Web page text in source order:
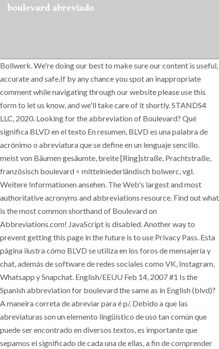
boulevard abreviado
Bollwerk. We're doing our best to make sure our content is useful,
accurate and safe.If by any chance you spot an inappropriate
comment while navigating through our website please use this
form to let us know, and we'll take care of it shortly. STANDS4
LLC, 2020. Looking for the abbreviation of Boulevard? Qué
significa BLVD en el texto En resumen, BLVD es una palabra de
acrónimo o abreviatura que se define en un lenguaje sencillo.
meist von Bäumen gesäumte, breite [Ring]straße, Prachtstraße,
französisch boulevard < mittelniederländisch bolwerc, vgl.
Weitere Informationen ansehen. The Web's largest and most
authoritative acronyms and abbreviations resource. Find out what
is the most common shorthand of Boulevard on
Abbreviations.com! JavaScript is disabled. Another way to
prevent getting this page in the future is to use Privacy Pass. Esta
página ilustra cómo BLVD se utiliza en los foros de mensajería y
chat, además de software de redes sociales como VK, Instagram,
Whatsapp y Snapchat. English/EEUU Feb 14, 2007 #1 Is the
Spanish abbreviation for boulevard the same as in English (blvd)?
A maneira correta de abreviar para é p/. Debido a que las
abreviaturas son un elemento lingüístico de uso tan común que
puede ser encontrado en diversos textos, es importante que
sepamos el significado de cada una de ellas, a fin de comprender